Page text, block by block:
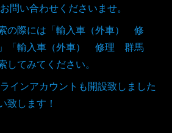
問い合わせくださいませ。
の際には「輸入車（外車） 修
「輸入車（外車） 修理 群馬
てみてください。
インアカウントも開設致しました
致します！